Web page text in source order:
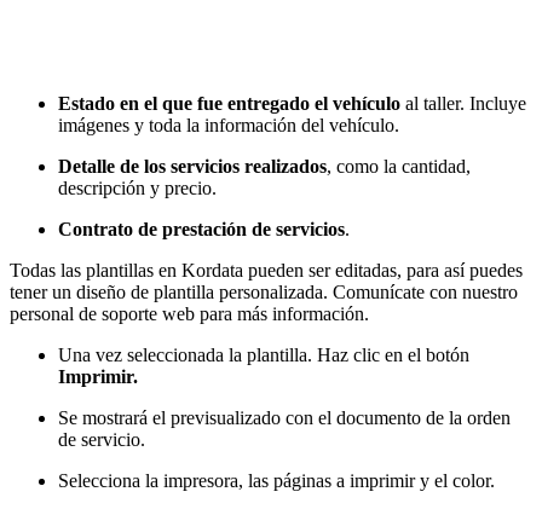
Estado en el que fue entregado el vehículo al taller. Incluye
imágenes y toda la información del vehículo.
Detalle de los servicios realizados, como la cantidad,
descripción y precio.
Contrato de prestación de servicios.
Todas las plantillas en Kordata pueden ser editadas, para así puedes
tener un diseño de plantilla personalizada. Comunícate con nuestro
personal de soporte web para más información.
Una vez seleccionada la plantilla. Haz clic en el botón
Imprimir.
Se mostrará el previsualizado con el documento de la orden
de servicio.
Selecciona la impresora, las páginas a imprimir y el color.